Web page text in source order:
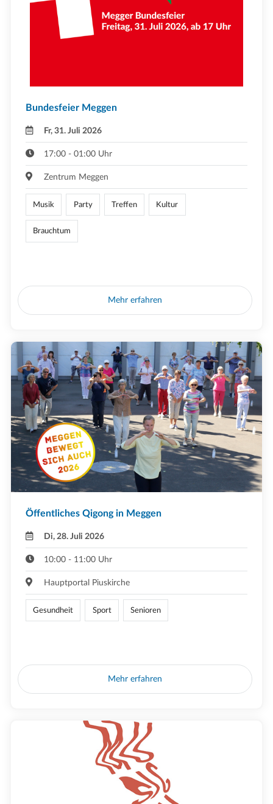
Bundesfeier Meggen
Fr, 31. Juli 2026
17:00 - 01:00 Uhr
Zentrum Meggen
Musik Party Treffen Kultur
Brauchtum
Mehr erfahren
Öffentliches Qigong in Meggen
Di, 28. Juli 2026
10:00 - 11:00 Uhr
Hauptportal Piuskirche
Gesundheit Sport Senioren
Mehr erfahren